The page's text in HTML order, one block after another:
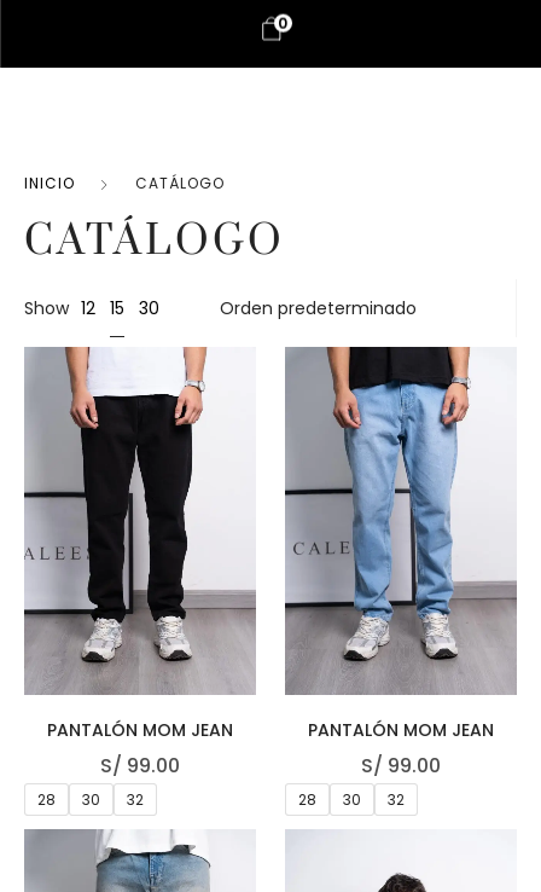
0
INICIO CATÁLOGO
CATÁLOGO
Show 12 15 30
PANTALÓN MOM JEAN
S/ 99.00
28 30 32
PANTALÓN MOM JEAN
S/ 99.00
28 30 32